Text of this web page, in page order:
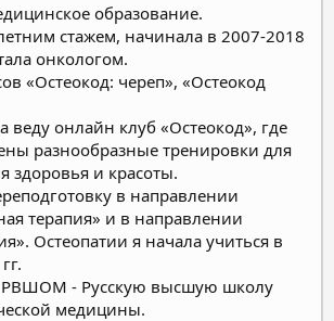
образование.
стажем, начинала в 2007-2018
онкологом.
«Остеокод: череп», «Остеокод
веду онлайн клуб «Остеокод», где
разнообразные тренировки для
здоровья и красоты.
в направлении
терапия» и в направлении
Остеопатии я начала учиться в
- Русскую высшую школу
медицины.